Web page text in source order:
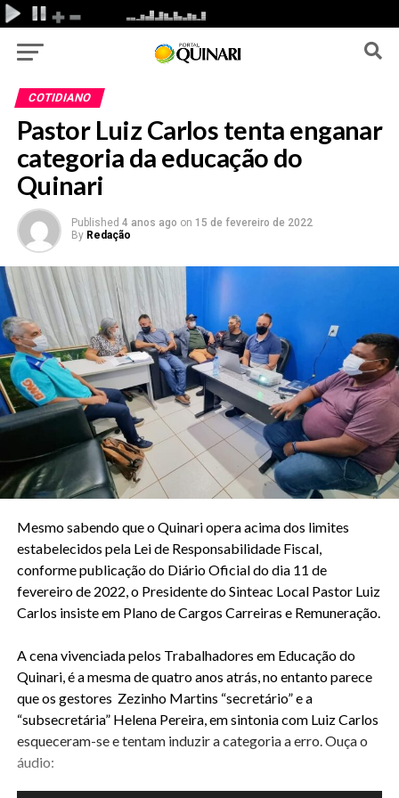
COTIDIANO
Pastor Luiz Carlos tenta enganar
categoria da educação do
Quinari
Published 4 anos ago on 15 de fevereiro de 2022
By Redação
Mesmo sabendo que o Quinari opera acima dos limites
estabelecidos pela Lei de Responsabilidade Fiscal,
conforme publicação do Diário Oficial do dia 11 de
fevereiro de 2022, o Presidente do Sinteac Local Pastor Luiz
Carlos insiste em Plano de Cargos Carreiras e Remuneração.
A cena vivenciada pelos Trabalhadores em Educação do
Quinari, é a mesma de quatro anos atrás, no entanto parece
que os gestores Zezinho Martins “secretário” e a
“subsecretária” Helena Pereira, em sintonia com Luiz Carlos
esqueceram-se e tentam induzir a categoria a erro. Ouça o
áudio: